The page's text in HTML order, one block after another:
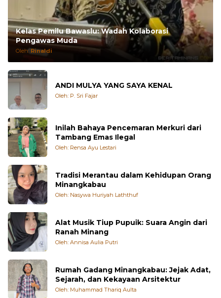
Kelas Pemilu Bawaslu: Wadah Kolaborasi
Pengawas Muda
Oleh: Rinaldi
ANDI MULYA YANG SAYA KENAL
Oleh: P. Sri Fajar
Inilah Bahaya Pencemaran Merkuri dari
Tambang Emas Ilegal
Oleh: Rensa Ayu Lestari
Tradisi Merantau dalam Kehidupan Orang
Minangkabau
Oleh: Nasywa Huriyah Laththuf
Alat Musik Tiup Pupuik: Suara Angin dari
Ranah Minang
Oleh: Annisa Aulia Putri
Rumah Gadang Minangkabau: Jejak Adat,
Sejarah, dan Kekayaan Arsitektur
Oleh: Muhammad Thariq Aulta